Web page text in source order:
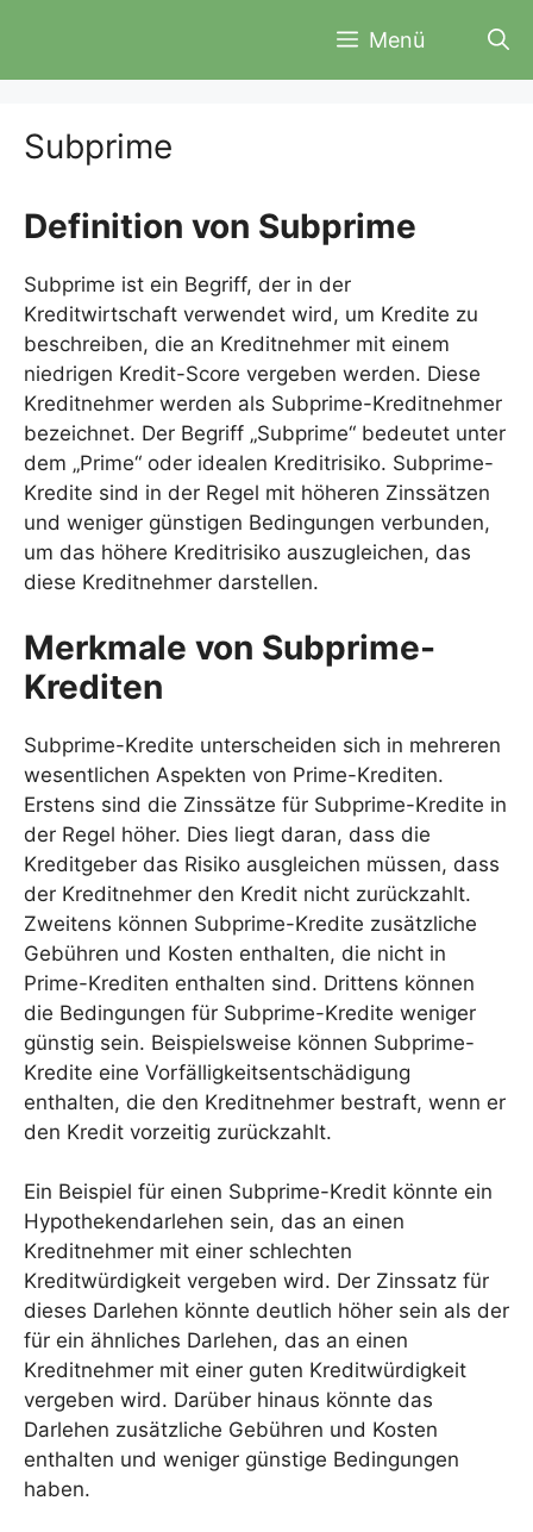
Menü
Subprime
Definition von Subprime
Subprime ist ein Begriff, der in der
Kreditwirtschaft verwendet wird, um Kredite zu
beschreiben, die an Kreditnehmer mit einem
niedrigen Kredit-Score vergeben werden. Diese
Kreditnehmer werden als Subprime-Kreditnehmer
bezeichnet. Der Begriff „Subprime“ bedeutet unter
dem „Prime“ oder idealen Kreditrisiko. Subprime-
Kredite sind in der Regel mit höheren Zinssätzen
und weniger günstigen Bedingungen verbunden,
um das höhere Kreditrisiko auszugleichen, das
diese Kreditnehmer darstellen.
Merkmale von Subprime-
Krediten
Subprime-Kredite unterscheiden sich in mehreren
wesentlichen Aspekten von Prime-Krediten.
Erstens sind die Zinssätze für Subprime-Kredite in
der Regel höher. Dies liegt daran, dass die
Kreditgeber das Risiko ausgleichen müssen, dass
der Kreditnehmer den Kredit nicht zurückzahlt.
Zweitens können Subprime-Kredite zusätzliche
Gebühren und Kosten enthalten, die nicht in
Prime-Krediten enthalten sind. Drittens können
die Bedingungen für Subprime-Kredite weniger
günstig sein. Beispielsweise können Subprime-
Kredite eine Vorfälligkeitsentschädigung
enthalten, die den Kreditnehmer bestraft, wenn er
den Kredit vorzeitig zurückzahlt.
Ein Beispiel für einen Subprime-Kredit könnte ein
Hypothekendarlehen sein, das an einen
Kreditnehmer mit einer schlechten
Kreditwürdigkeit vergeben wird. Der Zinssatz für
dieses Darlehen könnte deutlich höher sein als der
für ein ähnliches Darlehen, das an einen
Kreditnehmer mit einer guten Kreditwürdigkeit
vergeben wird. Darüber hinaus könnte das
Darlehen zusätzliche Gebühren und Kosten
enthalten und weniger günstige Bedingungen
haben.